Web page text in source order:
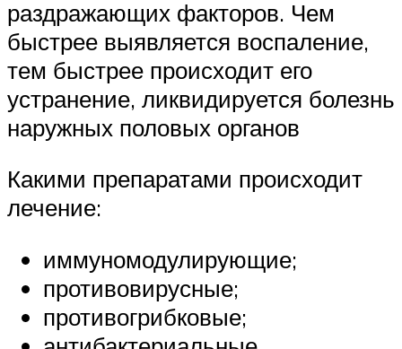
раздражающих факторов. Чем
быстрее выявляется воспаление,
тем быстрее происходит его
устранение, ликвидируется болезнь
наружных половых органов
Какими препаратами происходит
лечение:
иммуномодулирующие;
противовирусные;
противогрибковые;